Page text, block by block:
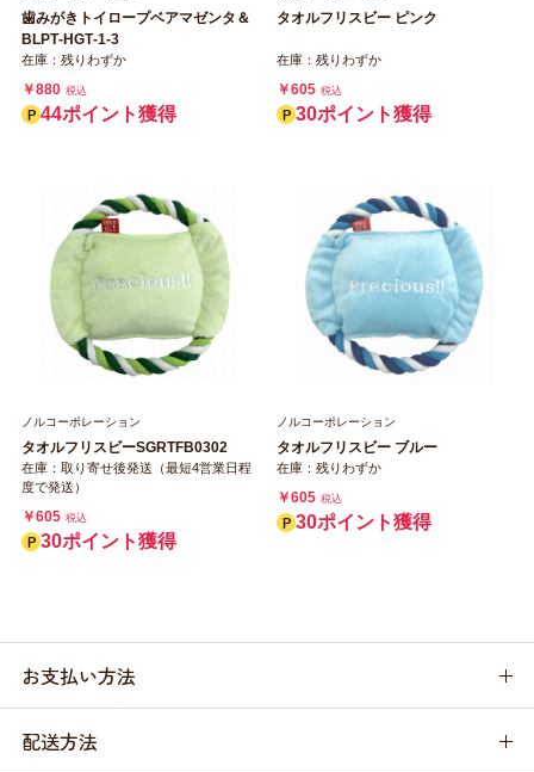
歯みがきトイロープベアマゼンタ＆
BLPT‐HGT‐1‐3
在庫：残りわずか
￥880 税込
44ポイント獲得
タオルフリスビー ピンク
在庫：残りわずか
￥605 税込
30ポイント獲得
ノルコーポレーション
タオルフリスビーSGRTFB0302
在庫：取り寄せ後発送（最短4営業日程
度で発送）
￥605 税込
30ポイント獲得
ノルコーポレーション
タオルフリスビー ブルー
在庫：残りわずか
￥605 税込
30ポイント獲得
お支払い方法
配送方法